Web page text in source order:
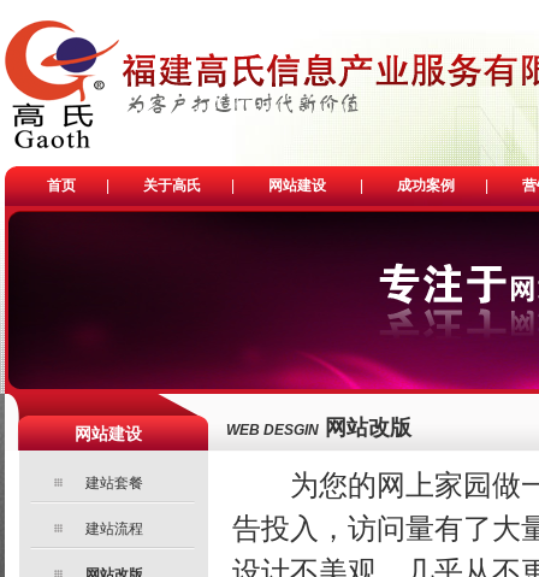
首页 | 关于高氏 | 网站建设 | 成功案例 |
网站建设
建站套餐
建站流程
WEB DESGIN 网站改版
为您的网上家园做一
告投入，访问量有了大